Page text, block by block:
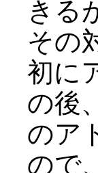
きる
その
初に
の後
のア
ので